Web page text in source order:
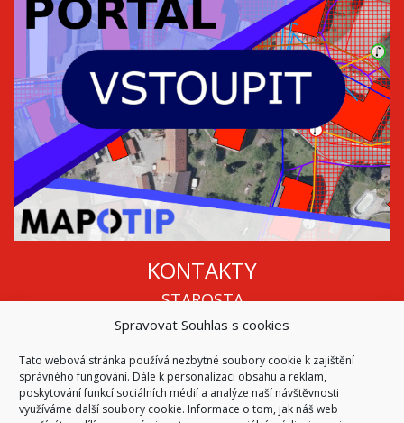
Spravovat Souhlas s cookies
Tato webová stránka používá nezbytné soubory cookie k zajištění
správného fungování. Dále k personalizaci obsahu a reklam,
poskytování funkcí sociálních médií a analýze naší návštěvnosti
využíváme další soubory cookie. Informace o tom, jak náš web
KONTAKTY
STAROSTA
Mgr. Roman Vala
info@oukojetice.cz
ÚŘEDNÍ HODINY
Po, St: 15:30 - 16:30